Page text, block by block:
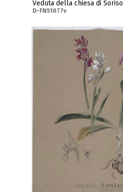
Veduta della chiesa di Soriso
D-FN51077v